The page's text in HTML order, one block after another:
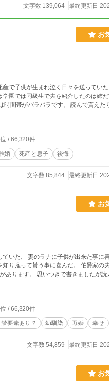
文字数 139,064 最終更新日
お
で子供が生まれ泣く日々を送ってい
園では同級生で夫を紹介したのは姉
間帯がバラバラです。 読んで貰えた
位 / 66,320件
婚 死産と息子 後悔
文字数 85,844 最終更新日
お
いた。 妻のラナに子供が出来た事に
り雇って貰う事に喜んだ。 伯爵家の
位 / 66,320件
禁要素あり？ 幼馴染 再婚 幸せ
文字数 54,859 最終更新日
お